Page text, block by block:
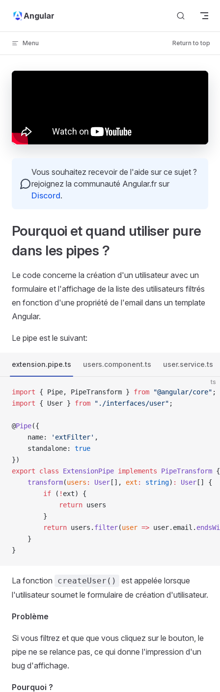
Skip to content
Angular
Menu Return to top
Vous souhaitez recevoir de l'aide sur ce sujet ?
rejoignez la communauté Angular.fr sur
Discord.
Pourquoi et quand utiliser pure
dans les pipes ?
Le code concerne la création d'un utilisateur avec un
formulaire et l'affichage de la liste des utilisateurs filtrés
en fonction d'une propriété de l'email dans un template
Angular.
Le pipe est le suivant:
extension.pipe.ts users.component.ts user.service.ts
ts
import { Pipe, PipeTransform } from "@angular/core" ;
import { User } from "./interfaces/user" ;
@Pipe({
    name:
'extFilter' ,
    standalone:
true
})
export class ExtensionPipe implements PipeTransform {
    transform
(users : User [], ext : string) : User [] {
        if
( ! ext) {
            return
users
        }
        return
users. filter(user => user.email.
    }
}
La fonction createUser()
est appelée lorsque
l'utilisateur soumet le formulaire de création d'utilisateur.
Problème
Si vous filtrez et que que vous cliquez sur le bouton, le
pipe ne se relance pas, ce qui donne l'impression d'un
bug d'affichage.
Pourquoi ?